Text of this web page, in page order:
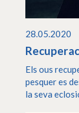
28.05.2020
Els ous
pesquer es
la seva